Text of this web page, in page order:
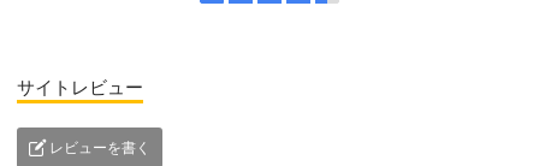
サイトレビュー
レビューを書く